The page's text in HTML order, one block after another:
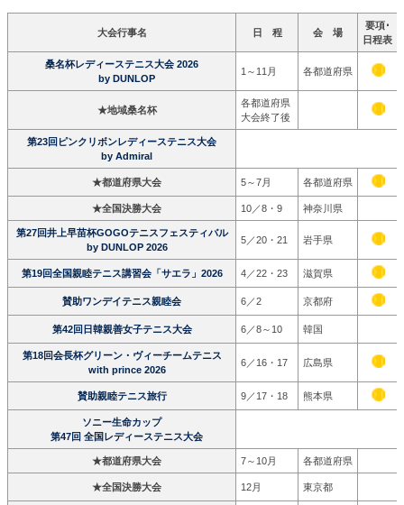
大会行事名 日 程 会 場
要項･
日程表
桑名杯レディーステニス大会 2026
by DUNLOP
1～11月 各都道府県
★地域桑名杯
各都道府県
大会終了後
第23回ピンクリボンレディーステニス大会
by Admiral
★都道府県大会 5～7月 各都道府県
★全国決勝大会 10／8・9 神奈川県
第27回井上早苗杯GOGOテニスフェスティバル
by DUNLOP 2026
5／20・21 岩手県
第19回全国親睦テニス講習会「サエラ」2026 4／22・23 滋賀県
賛助ワンデイテニス親睦会 6／2 京都府
第42回日韓親善女子テニス大会 6／8～10 韓国
第18回会長杯グリーン・ヴィーチームテニス
with prince 2026
6／16・17 広島県
賛助親睦テニス旅行 9／17・18 熊本県
ソニー生命カップ
第47回 全国レディーステニス大会
★都道府県大会 7～10月 各都道府県
★全国決勝大会 12月 東京都